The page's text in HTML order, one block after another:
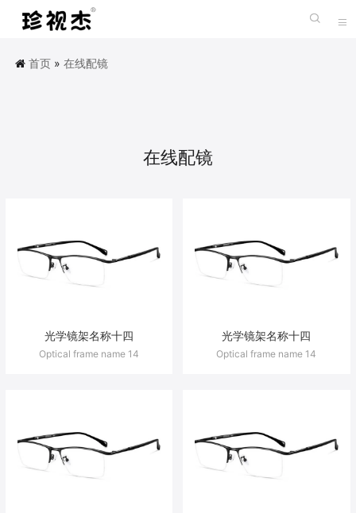


首页 » 在线配镜
在线配镜
光学镜架名称十四
Optical frame name 14
光学镜架名称十四
Optical frame name 14